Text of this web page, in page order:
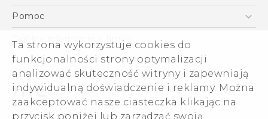
Ta strona wykorzystuje cookies do
funkcjonalności strony optymalizacji
analizować skuteczność witryny i zapewniają
indywidualną doświadczenie i reklamy. Można
zaakceptować nasze ciasteczka klikając na
przycisk poniżej lub zarządzać swoją
Polish - Wytyczne dotyczące bezpieczeństwa i
English - User manual
English - Safety and regulatory guide
VIVE
Akcesoria
HTC Vive
Pomoc
Pomoc E-commerce
Ogólne informacje o firmie
ESG
Informacje o firmie
Dla inwestorów (angielski)
Cookie Preferences